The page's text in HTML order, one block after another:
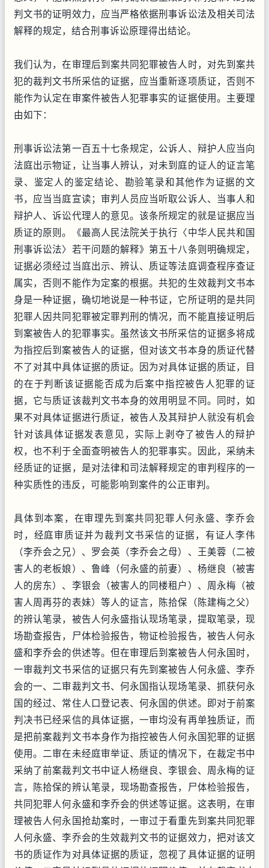
判文书的证明效力，应当严格依据刑事诉讼法及相关司法
解释的规定，结合刑事诉讼原理得出结论。
我们认为，在审理后到案共同犯罪被告人时，对先到案共
犯的裁判文书所采信的证据，应当重新逐项质证，否则不
能作为认定在审案件被告人犯罪事实的证据使用。主要理
由如下：
刑事诉讼法第一百五十七条规定，公诉人、辩护人应当向
法庭出示物证，让当事人辨认，对未到庭的证人的证言笔
录、鉴定人的鉴定结论、勘验笔录和其他作为证据的文
书，应当当庭宣读；审判人员应当听取公诉人、当事人和
辩护人、诉讼代理人的意见。该条所规定的就是证据应当
质证的原则。《最高人民法院关于执行〈中华人民共和国
刑事诉讼法〉若干问题的解释》第五十八条则明确规定，
证据必须经过当庭出示、辨认、质证等法庭调查程序查证
属实，否则不能作为定案的根据。共犯的生效裁判文书本
身是一种证据，确切地说是一种书证，它所证明的是共同
犯罪人因共同犯罪被定罪判刑的情况，而不能直接证明后
到案被告人的犯罪事实。虽然该文书所采信的证据多将成
为指控后到案被告人的证据，但对该文书本身的质证代替
不了对其中具体证据的质证。因为对具体证据的质证，目
的在于判断该证据能否成为后案中指控被告人犯罪的证
据，它与质证该裁判文书本身的效用明显不同。同时，如
果不对具体证据进行质证，被告人及其辩护人就没有机会
针对该具体证据发表意见，实际上剥夺了被告人的辩护
权，也不利于全面查明被告人的犯罪事实。因此，采纳未
经质证的证据，是对法律和司法解释规定的审判程序的一
种实质性的违反，可能影响到案件的公正审判。
具体到本案，在审理先到案共同犯罪人何永盛、李乔会
时，经庭审质证并为裁判文书采信的证据，有证人李伟
（李乔会之兄）、罗会英（李乔会之母）、王美蓉（二被
害人的老板娘）、鲁峰（何永盛的前妻）、杨继良（被害
人的房东）、李银会（被害人的同楼租户）、周永梅（被
害人周再芬的表妹）等人的证言，陈拾保（陈建梅之父）
的辨认笔录，被告人何永盛指认现场笔录，提取笔录，现
场勘查报告，尸体检验报告，物证检验报告，被告人何永
盛和李乔会的供述等。但在审理后到案被告人何永国时，
一审裁判文书采信的证据只有先到案被告人何永盛、李乔
会的一、二审裁判文书、何永国指认现场笔录、抓获何永
国的经过、常住人口登记表、何永国的供述。即对于前案
判决书已经采信的具体证据，一审均没有再单独质证，而
是把前案裁判文书本身作为指控被告人何永国犯罪的证据
使用。二审在未经庭审举证、质证的情况下，在裁定书中
采纳了前案裁判文书中证人杨继良、李银会、周永梅的证
言，陈拾保的辨认笔录，现场勘查报告，尸体检验报告，
共同犯罪人何永盛和李乔会的供述等证据。这表明，在审
理被告人何永国抢劫案时，一审过于看重先到案共同犯罪
人何永盛、李乔会的生效裁判文书的证据效力，把对该文
书的质证作为对具体证据的质证，忽视了具体证据的证明